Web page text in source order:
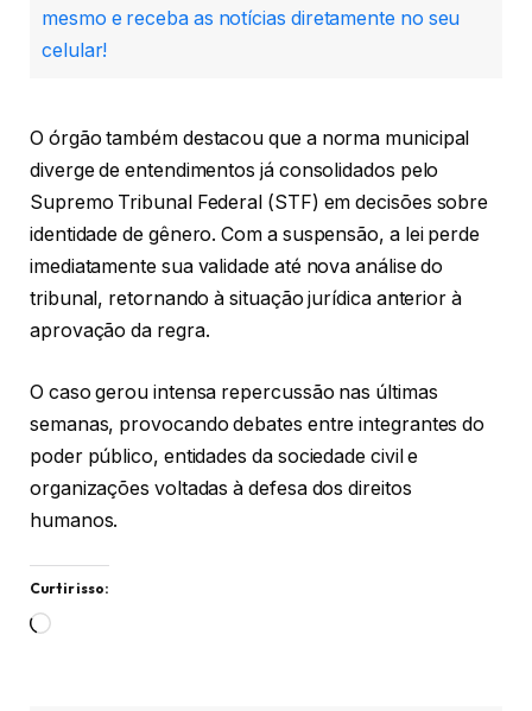
mesmo e receba as notícias diretamente no seu
celular!
O órgão também destacou que a norma municipal
diverge de entendimentos já consolidados pelo
Supremo Tribunal Federal (STF) em decisões sobre
identidade de gênero. Com a suspensão, a lei perde
imediatamente sua validade até nova análise do
tribunal, retornando à situação jurídica anterior à
aprovação da regra.
O caso gerou intensa repercussão nas últimas
semanas, provocando debates entre integrantes do
poder público, entidades da sociedade civil e
organizações voltadas à defesa dos direitos
humanos.
Curtir isso:
Carregando...